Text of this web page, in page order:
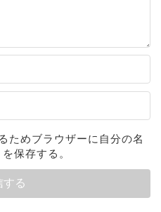
ためブラウザーに自分の名
保存する。